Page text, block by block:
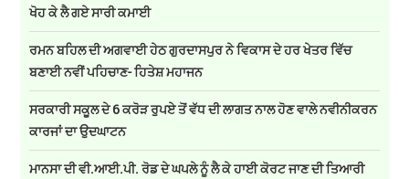
ਖੋਹ ਕੇ ਲੈ ਗਏ ਸਾਰੀ ਕਮਾਈ
ਰਮਨ ਬਹਿਲ ਦੀ ਅਗਵਾਈ ਹੇਠ ਗੁਰਦਾਸਪੁਰ ਨੇ ਵਿਕਾਸ ਦੇ ਹਰ ਖੇਤਰ ਵਿੱਚ
ਬਣਾਈ ਨਵੀਂ ਪਹਿਚਾਣ- ਹਿਤੇਸ਼ ਮਹਾਜਨ
ਸਰਕਾਰੀ ਸਕੂਲ ਦੇ 6 ਕਰੋੜ ਰੁਪਏ ਤੋਂ ਵੱਧ ਦੀ ਲਾਗਤ ਨਾਲ ਹੋਣ ਵਾਲੇ ਨਵੀਨੀਕਰਨ
ਕਾਰਜਾਂ ਦਾ ਉਦਘਾਟਨ
ਮਾਨਸਾ ਦੀ ਵੀ.ਆਈ.ਪੀ. ਰੋਡ ਦੇ ਘਪਲੇ ਨੂੰ ਲੈ ਕੇ ਹਾਈ ਕੋਰਟ ਜਾਣ ਦੀ ਤਿਆਰੀ